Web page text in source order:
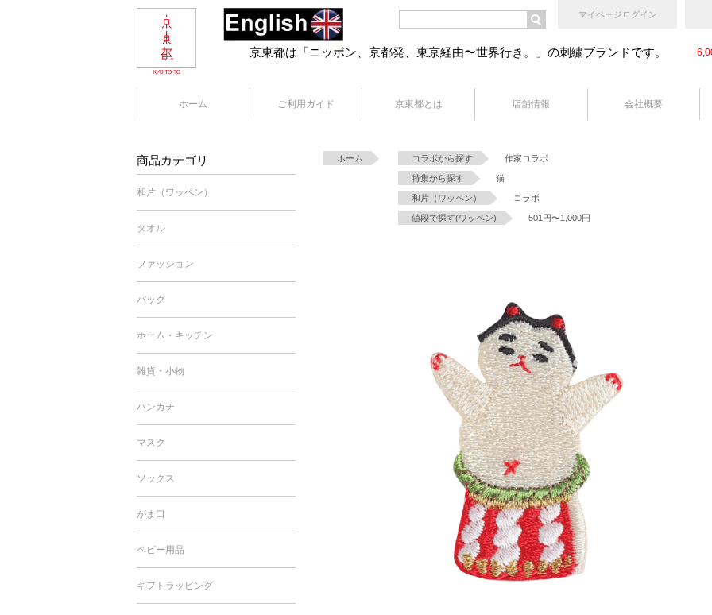
マイページログイン
京東都は「ニッポン、京都発、東京経由〜世界行き。」の刺繍ブランドです。
ホーム ご利用ガイド 京東都とは 店舗情報 会社概要
ホーム コラボから探す 作家コラボ
特集から探す 猫
和片（ワッペン） コラボ
値段で探す(ワッペン) 501円〜1,000円
商品カテゴリ
和片（ワッペン）
タオル
ファッション
バッグ
ホーム・キッチン
雑貨・小物
ハンカチ
マスク
ソックス
がま口
ベビー用品
ギフトラッピング